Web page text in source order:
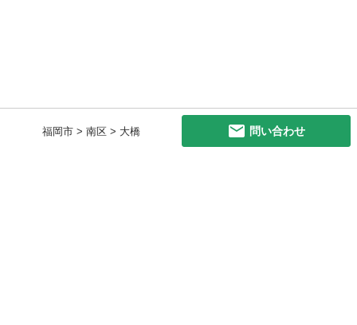
福岡市 > 南区 > 大橋 問い合わせ